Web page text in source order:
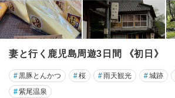
妻と行く鹿児島周遊3日間 《初日》
#黒豚とんかつ #桜 #雨天観光 #城跡
#紫尾温泉